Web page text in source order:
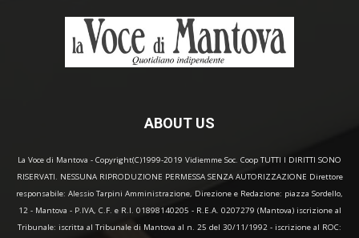
ABOUT US
La Voce di Mantova - Copyright(C)1999-2019 Vidiemme Soc. Coop TUTTI I DIRITTI SONO
RISERVATI. NESSUNA RIPRODUZIONE PERMESSA SENZA AUTORIZZAZIONE Direttore
responsabile: Alessio Tarpini Amministrazione, Direzione e Redazione: piazza Sordello,
12 - Mantova - P.IVA, C.F. e R.I. 01898140205 - R.E.A. 0207279 (Mantova) iscrizione al
Tribunale: iscritta al Tribunale di Mantova al n. 25 del 30/11/1992 - iscrizione al ROC: